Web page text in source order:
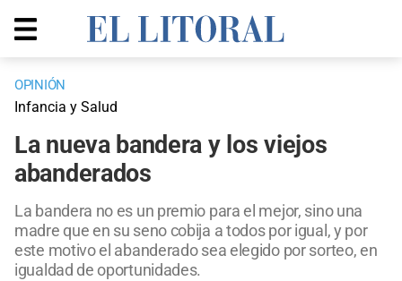
OPINIÓN
Infancia y Salud
La nueva bandera y los viejos
abanderados
La bandera no es un premio para el mejor, sino una
madre que en su seno cobija a todos por igual, y por
este motivo el abanderado sea elegido por sorteo, en
igualdad de oportunidades.